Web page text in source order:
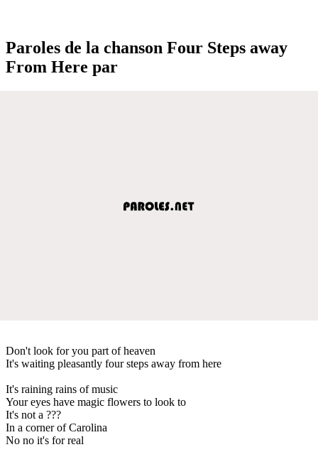
Paroles de la chanson Four Steps away
From Here par
Don't look for you part of heaven
It's waiting pleasantly four steps away from here
It's raining rains of music
Your eyes have magic flowers to look to
It's not a ???
In a corner of Carolina
No no it's for real